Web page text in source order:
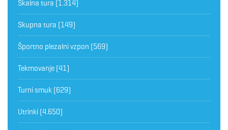
Skalna tura (1.314)
Skupna tura (149)
Športno plezalni vzpon (569)
Tekmovanje (41)
Turni smuk (629)
Utrinki (4.650)